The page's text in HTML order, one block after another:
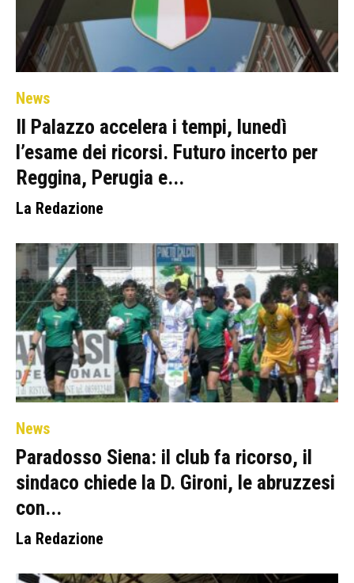
News
Il Palazzo accelera i tempi, lunedì
l’esame dei ricorsi. Futuro incerto per
Reggina, Perugia e...
La Redazione
News
Paradosso Siena: il club fa ricorso, il
sindaco chiede la D. Gironi, le abruzzesi
con...
La Redazione